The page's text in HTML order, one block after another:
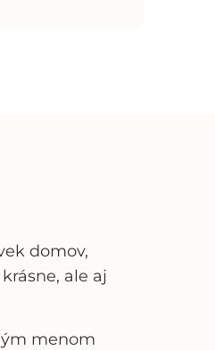
domov,
ale aj
menom